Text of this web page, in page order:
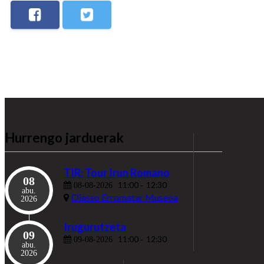
Hurrengo jarduerak
08
abu.
2026
TIR: Tour Irun Romano
08-08-2026 11:00 - 12:30
Oiasso Erromatar Museoa
09
abu.
2026
Irugurutzeta
09-08-2026 11:00 - 12:30